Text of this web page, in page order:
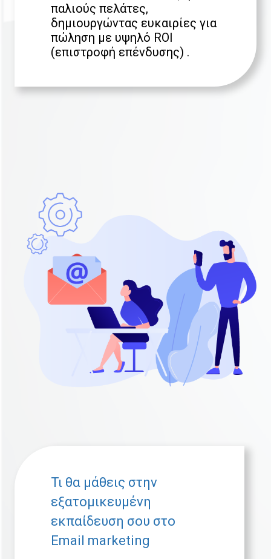
παλιούς πελάτες,
δημιουργώντας ευκαιρίες για
πώληση με υψηλό ROI
(επιστροφή επένδυσης) .
Τι θα μάθεις στην
εξατομικευμένη
εκπαίδευση σου στο
Email marketing